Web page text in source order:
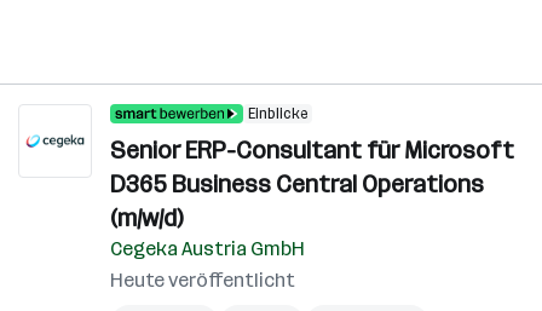
Einblicke
Senior ERP-Consultant für Microsoft
D365 Business Central Operations
(m/w/d)
Cegeka Austria GmbH
Heute veröffentlicht